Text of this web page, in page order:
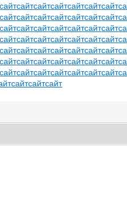
сайтсайтсайтсайтсайтсайтсайт
сайтсайтсайтсайтсайтсайтсайт
сайтсайтсайтсайтсайтсайтсайт
сайтсайтсайтсайтсайтсайтсайт
сайтсайтсайтсайтсайтсайтсайт
сайтсайтсайтсайтсайтсайтсайт
сайтсайтсайтсайтсайтсайтсайт
сайтсайтсайт